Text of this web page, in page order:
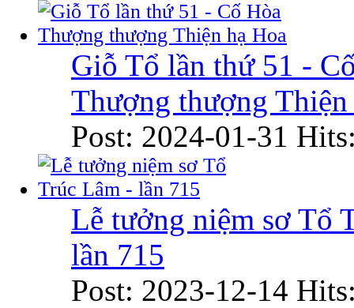
Giỗ Tổ lần thứ 51 -
Thượng thượng Thiện
Post: 2024-01-31
Lễ tưởng niệm sơ Tổ
lần 715
Post: 2023-12-14